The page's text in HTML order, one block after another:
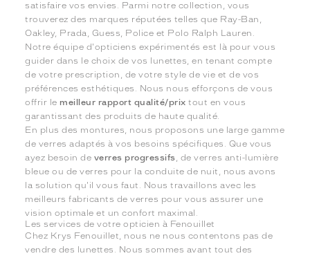
satisfaire vos envies. Parmi notre collection, vous
trouverez des marques réputées telles que Ray-Ban,
Oakley, Prada, Guess, Police et Polo Ralph Lauren.
Notre équipe d'opticiens expérimentés est là pour vous
guider dans le choix de vos lunettes, en tenant compte
de votre prescription, de votre style de vie et de vos
préférences esthétiques. Nous nous efforçons de vous
offrir le meilleur rapport qualité/prix tout en vous
garantissant des produits de haute qualité.
En plus des montures, nous proposons une large gamme
de verres adaptés à vos besoins spécifiques. Que vous
ayez besoin de verres progressifs, de verres anti-lumière
bleue ou de verres pour la conduite de nuit, nous avons
la solution qu'il vous faut. Nous travaillons avec les
meilleurs fabricants de verres pour vous assurer une
vision optimale et un confort maximal.
Les services de votre opticien à Fenouillet
Chez Krys Fenouillet, nous ne nous contentons pas de
vendre des lunettes. Nous sommes avant tout des